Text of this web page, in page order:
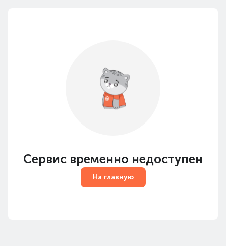
Сервис временно недоступен
На главную